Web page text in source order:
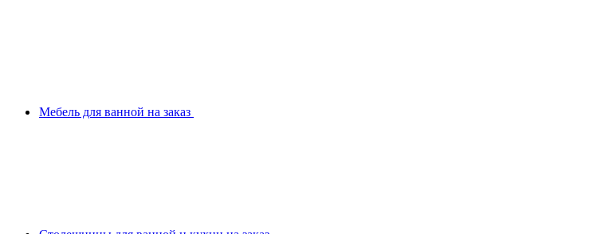
Мебель для ванной на заказ